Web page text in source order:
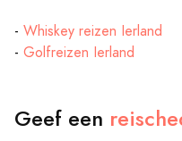
- Whiskey reizen Ierland
- Golfreizen Ierland
Geef een